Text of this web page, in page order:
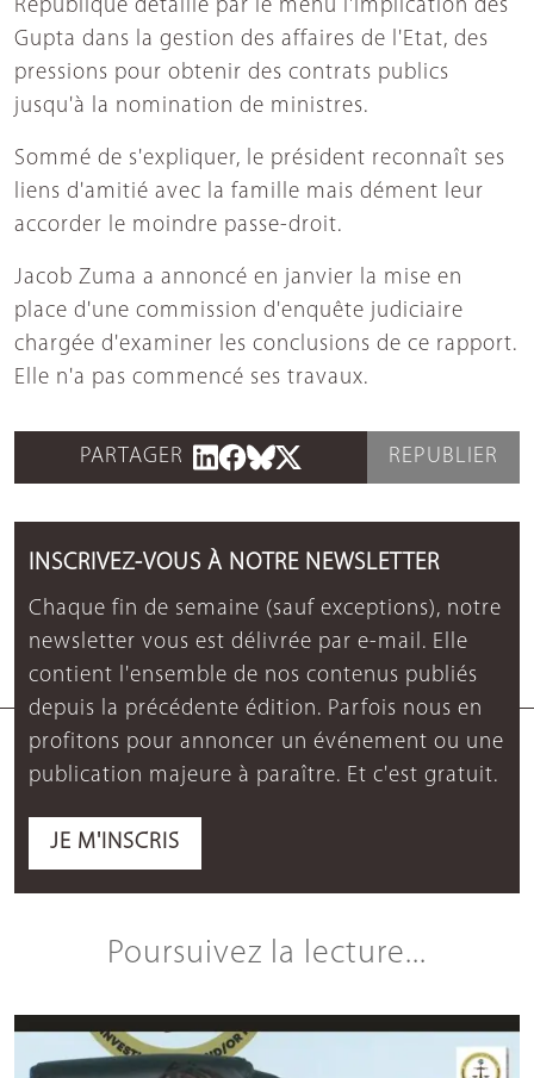
République détaille par le menu l'implication des
Gupta dans la gestion des affaires de l'Etat, des
pressions pour obtenir des contrats publics
jusqu'à la nomination de ministres.
Sommé de s'expliquer, le président reconnaît ses
liens d'amitié avec la famille mais dément leur
accorder le moindre passe-droit.
Jacob Zuma a annoncé en janvier la mise en
place d'une commission d'enquête judiciaire
chargée d'examiner les conclusions de ce rapport.
Elle n'a pas commencé ses travaux.
PARTAGER REPUBLIER
INSCRIVEZ-VOUS À NOTRE NEWSLETTER
Chaque fin de semaine (sauf exceptions), notre
newsletter vous est délivrée par e-mail. Elle
contient l'ensemble de nos contenus publiés
depuis la précédente édition. Parfois nous en
profitons pour annoncer un événement ou une
publication majeure à paraître. Et c'est gratuit.
JE M'INSCRIS
Poursuivez la lecture...